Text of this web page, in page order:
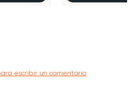
escribir un comentario